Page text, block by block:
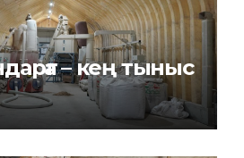
Кәсіпорындарға – кең тыныс